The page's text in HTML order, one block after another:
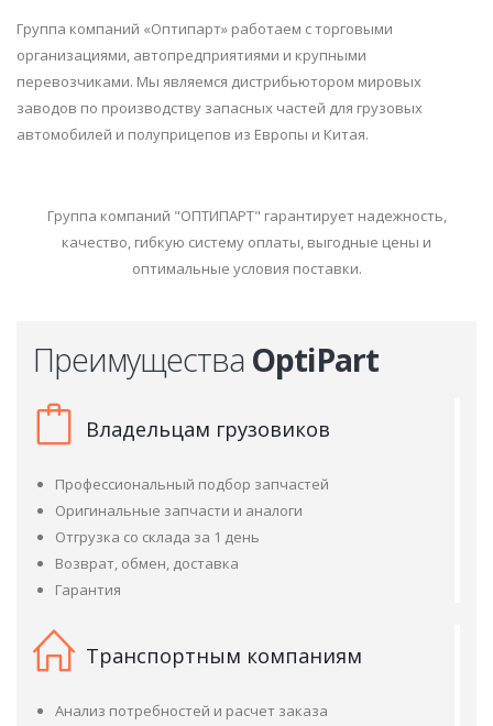
Группа компаний «Оптипарт» работаем с торговыми
организациями, автопредприятиями и крупными
перевозчиками. Мы являемся дистрибьютором мировых
заводов по производству запасных частей для грузовых
автомобилей и полуприцепов из Европы и Китая.
Группа компаний "ОПТИПАРТ" гарантирует надежность,
качество, гибкую систему оплаты, выгодные цены и
оптимальные условия поставки.
Преимущества OptiPart
Владельцам грузовиков
Профессиональный подбор запчастей
Оригинальные запчасти и аналоги
Отгрузка со склада за 1 день
Возврат, обмен, доставка
Гарантия
Транспортным компаниям
Анализ потребностей и расчет заказа